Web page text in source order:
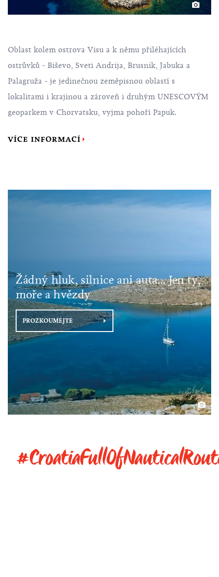
Oblast kolem ostrova Visu a k němu přiléhajících
ostrůvků - Biševo, Sveti Andrija, Brusnik, Jabuka a
Palagruža - je jedinečnou zeměpisnou oblastí s
lokalitami i krajinou a zároveň i druhým UNESCOVÝM
geoparkem v Chorvatsku, vyjma pohoří Papuk.
VÍCE INFORMACÍ
Žádný hluk, silnice ani auta… Jen ty,
moře a hvězdy
PROZKOUMEJTE